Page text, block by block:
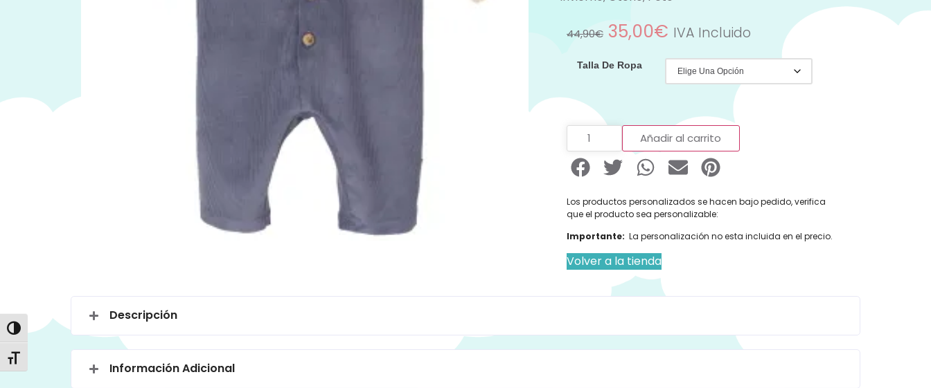
Alternar alto contraste
Alternar tamaño de letra
44,90€ 35,00€ IVA Incluido
Talla De Ropa
Añadir al carrito
Los productos personalizados se hacen bajo pedido, verifica
que el producto sea personalizable:
Importante: La personalización no esta incluida en el precio.
Volver a la tienda
Descripción
Información Adicional